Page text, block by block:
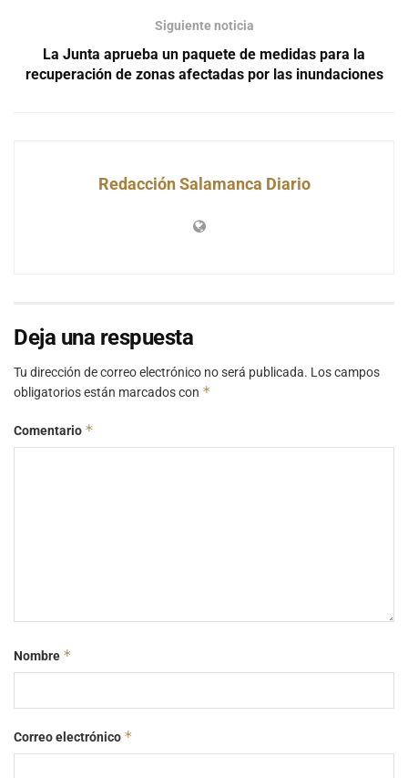
Siguiente noticia
La Junta aprueba un paquete de medidas para la
recuperación de zonas afectadas por las inundaciones
Redacción Salamanca Diario
Deja una respuesta
Tu dirección de correo electrónico no será publicada. Los campos
obligatorios están marcados con *
Comentario *
Nombre *
Correo electrónico *